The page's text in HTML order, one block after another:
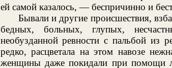
ей самой казалось, — беспричинно и
Бывали и другие происшествия,
бедных, больных, глупых,
необузданной ревности с пальбой из
редко, расцветала на этом навозе
женщины даже покидали при помощи